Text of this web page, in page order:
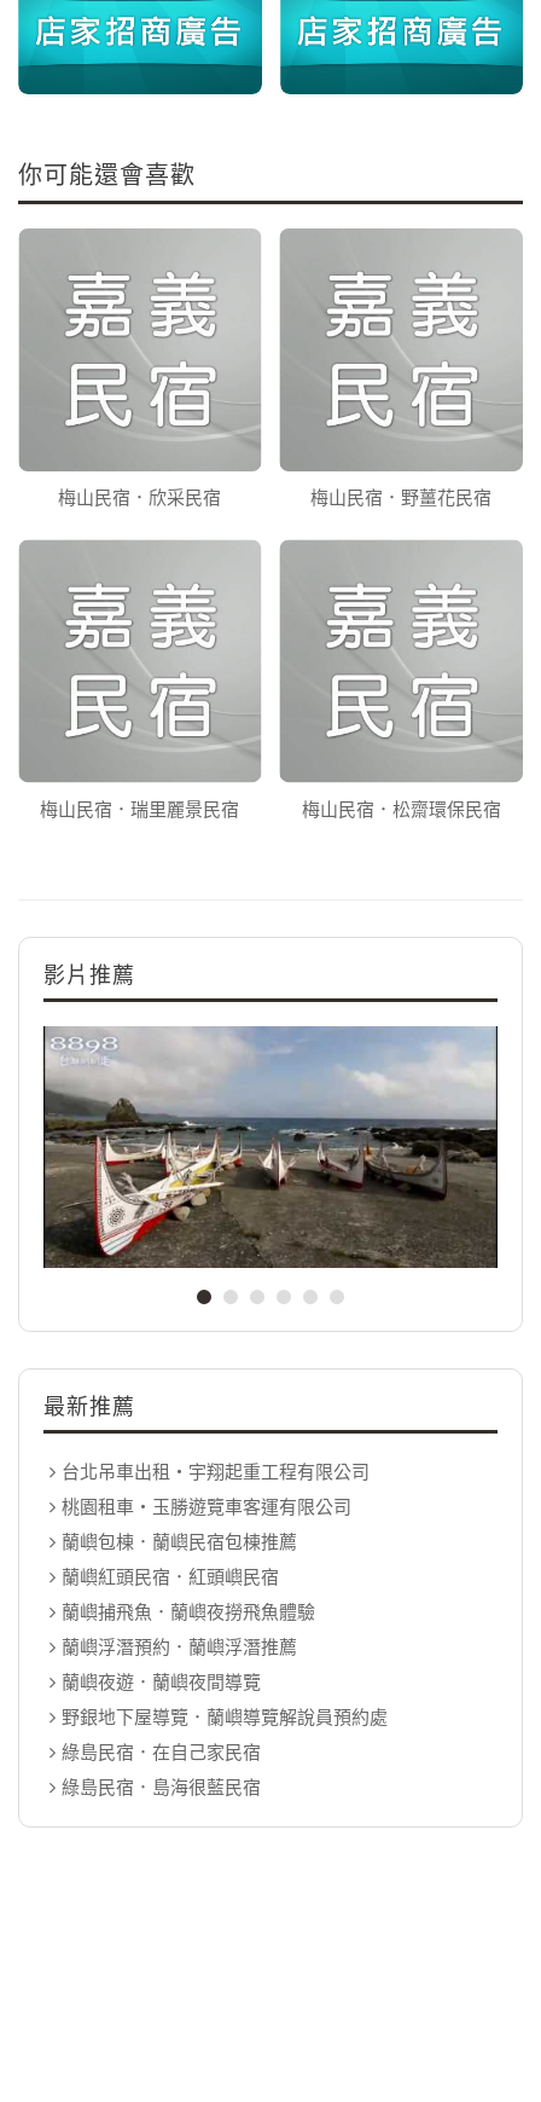
你可能還會喜歡
梅山民宿．欣采民宿 梅山民宿．野薑花民宿
梅山民宿．瑞里麗景民宿 梅山民宿．松齋環保民宿
影片推薦
最新推薦
台北吊車出租‧宇翔起重工程有限公司
桃園租車‧玉勝遊覽車客運有限公司
蘭嶼包棟．蘭嶼民宿包棟推薦
蘭嶼紅頭民宿．紅頭嶼民宿
蘭嶼捕飛魚．蘭嶼夜撈飛魚體驗
蘭嶼浮潛預約．蘭嶼浮潛推薦
蘭嶼夜遊．蘭嶼夜間導覽
野銀地下屋導覽．蘭嶼導覽解說員預約處
綠島民宿．在自己家民宿
綠島民宿．島海很藍民宿